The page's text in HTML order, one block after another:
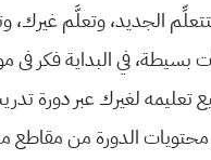
الجديد، وتعلَّم غيرك،
بسيطة، في البداية فكر
تعليمه لغيرك عبر دورة
الدورة من مقاطع